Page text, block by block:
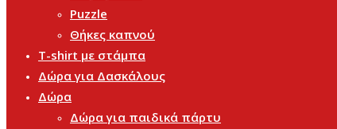
Puzzle
Θήκες καπνού
T-shirt με στάμπα
Δώρα για Δασκάλους
Δώρα
Δώρα για παιδικά πάρτυ